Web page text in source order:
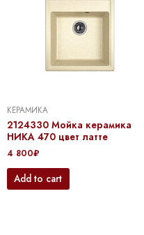
КЕРАМИКА
2124330 Мойка керамика
НИКА 470 цвет латте
4 800₽
Add to cart